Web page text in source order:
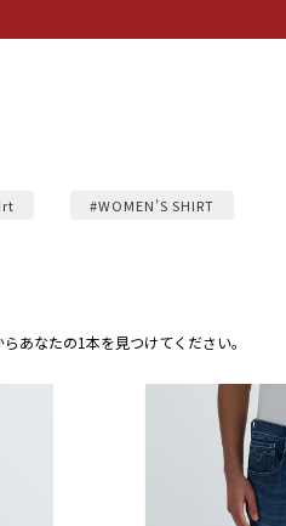
#WOMEN’S SHIRT
あなたの1本を見つけてください。